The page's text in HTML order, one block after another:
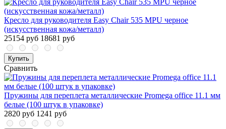
Кресло для руководителя Easy Chair 535 MPU черное
(искусственная кожа/металл)
25154 руб 18681 руб
Купить
Сравнить
Пружины для переплета металлические Promega office 11.1 мм
белые (100 штук в упаковке)
2820 руб 1241 руб